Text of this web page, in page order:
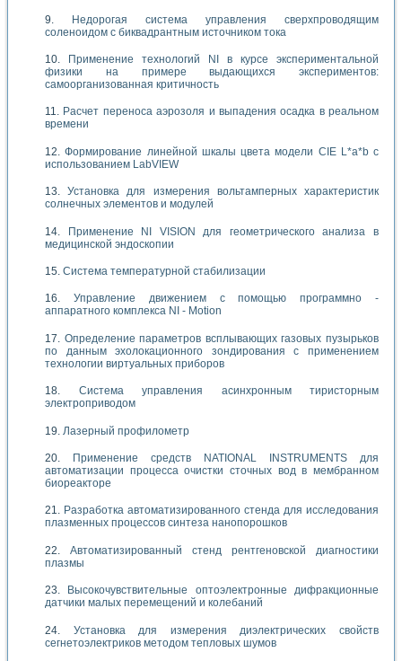
Недорогая система управления сверхпроводящим
соленоидом с биквадрантным источником тока
Применение технологий NI в курсе экспериментальной
физики на примере выдающихся экспериментов:
самоорганизованная критичность
Расчет переноса аэрозоля и выпадения осадка в реальном
времени
Формирование линейной шкалы цвета модели CIE L*a*b с
использованием LabVIEW
Установка для измерения вольтамперных характеристик
солнечных элементов и модулей
Применение NI VISION для геометрического анализа в
медицинской эндоскопии
Система температурной стабилизации
Управление движением с помощью программно -
аппаратного комплекса NI - Motion
Определение параметров всплывающих газовых пузырьков
по данным эхолокационного зондирования с применением
технологии виртуальных приборов
Система управления асинхронным тиристорным
электроприводом
Лазерный профилометр
Применение средств NATIONAL INSTRUMENTS для
автоматизации процесса очистки сточных вод в мембранном
биореакторе
Разработка автоматизированного стенда для исследования
плазменных процессов синтеза нанопорошков
Автоматизированный стенд рентгеновской диагностики
плазмы
Высокочувствительные оптоэлектронные дифракционные
датчики малых перемещений и колебаний
Установка для измерения диэлектрических свойств
сегнетоэлектриков методом тепловых шумов